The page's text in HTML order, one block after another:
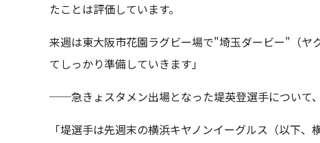
たことは評価しています。
来週は東大阪市花園ラグビー場で"埼玉ダービー"（ヤ
てしっかり準備していきます」
──急きょスタメン出場となった堤英登選手について
「堤選手は先週末の横浜キヤノンイーグルス（以下